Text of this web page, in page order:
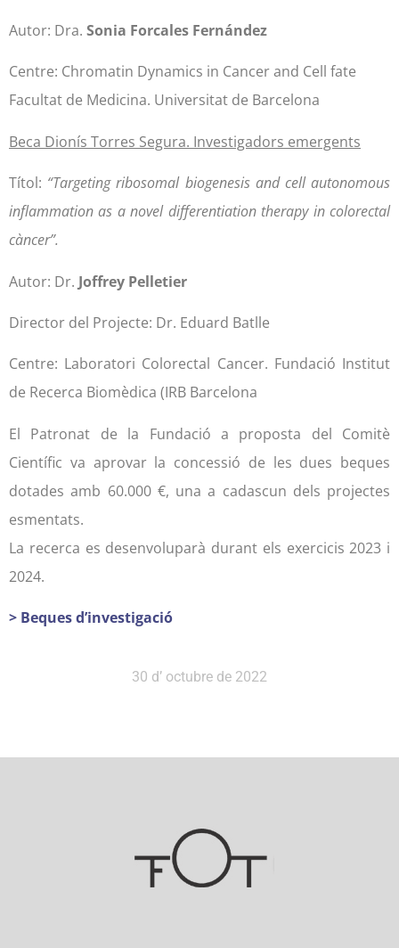
Autor: Dra. Sonia Forcales Fernández
Centre: Chromatin Dynamics in Cancer and Cell fate
Facultat de Medicina. Universitat de Barcelona
Beca Dionís Torres Segura. Investigadors emergents
Títol: “Targeting ribosomal biogenesis and cell autonomous
inflammation as a novel differentiation therapy in colorectal
càncer”.
Autor: Dr. Joffrey Pelletier
Director del Projecte: Dr. Eduard Batlle
Centre: Laboratori Colorectal Cancer. Fundació Institut
de Recerca Biomèdica (IRB Barcelona
El Patronat de la Fundació a proposta del Comitè
Científic va aprovar la concessió de les dues beques
dotades amb 60.000 €, una a cadascun dels projectes
esmentats.
La recerca es desenvoluparà durant els exercicis 2023 i
2024.
> Beques d’investigació
30 d’ octubre de 2022